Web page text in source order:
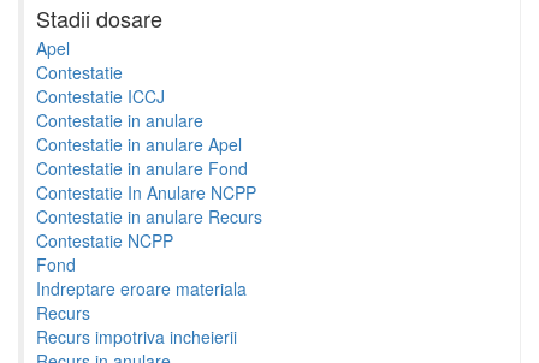
Stadii dosare
Apel
Contestatie
Contestatie ICCJ
Contestatie in anulare
Contestatie in anulare Apel
Contestatie in anulare Fond
Contestatie In Anulare NCPP
Contestatie in anulare Recurs
Contestatie NCPP
Fond
Indreptare eroare materiala
Recurs
Recurs impotriva incheierii